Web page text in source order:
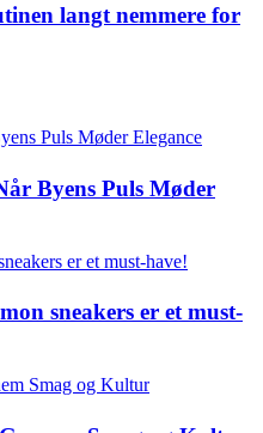
langt nemmere for
Byens Puls Møder
sneakers er et must-